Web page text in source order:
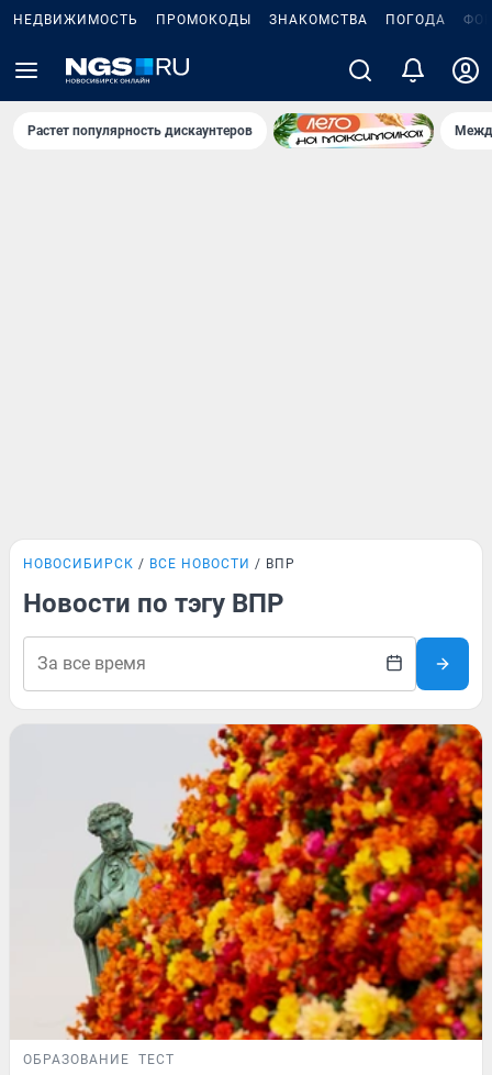
НЕДВИЖИМОСТЬ ПРОМОКОДЫ ЗНАКОМСТВА ПОГОДА
Растет популярность дискаунтеров
НОВОСИБИРСК ВСЕ НОВОСТИ ВПР
Новости по тэгу ВПР
ОБРАЗОВАНИЕ ТЕСТ